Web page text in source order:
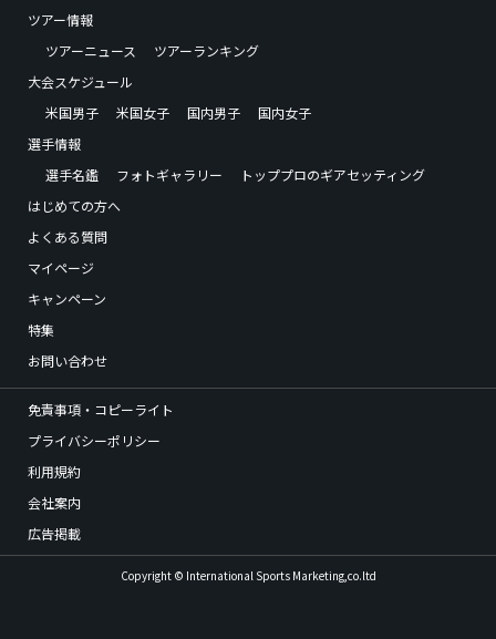
ツアー情報
ツアーニュース
ツアーランキング
大会スケジュール
米国男子
米国女子 国内男子
国内女子
選手情報
選手名鑑
フォトギャラリー
トッププロのギアセッティング
はじめての方へ
よくある質問
マイページ
キャンペーン
特集
お問い合わせ
免責事項・コピーライト
プライバシーポリシー
利用規約
会社案内
広告掲載
Copyright © International Sports Marketing,co.ltd